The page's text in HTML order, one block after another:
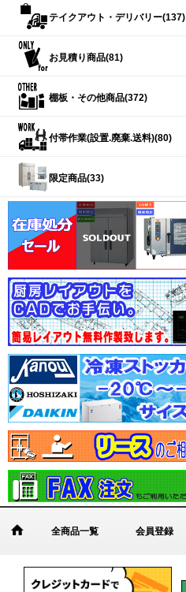
テイクアウト・デリバリー(137)
お見積り商品(81)
棚板・その他商品(372)
付帯作業(設置.廃棄.送料)(80)
限定商品(33)
全商品一覧 会員登録